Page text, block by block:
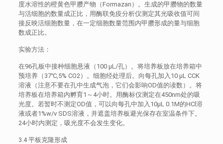
度水溶性的橙黄色甲臜产物（Formazan）。生成的甲臜物的数量
与活细胞的数量成正比，用酶联免疫分析仪测定其光吸收值可间
接反映活细胞数量，在一定细胞数量范围内甲臜形成的量与细胞
数成正比。
实验方法：
在96孔板中接种细胞悬液（100 μL/孔）。将培养板放在培养箱中
预培养（37℃,5% CO2）。细胞经处理后。向每孔加入10 μL CCK
溶液（注意不要在孔中生成气泡，它们会影响OD值的读数）。将
培养板在培养箱内孵育1～4小时。用酶标仪测定在450nm处的吸
光度。若暂时不测定OD值，可以向每孔中加入10μL 0.1M的HCl溶
液或者1%w/v SDS溶液，并遮盖培养板避光保存在室温条件下。
24小时内测定，吸光度不会发生变化。
3.4 平板克隆形成